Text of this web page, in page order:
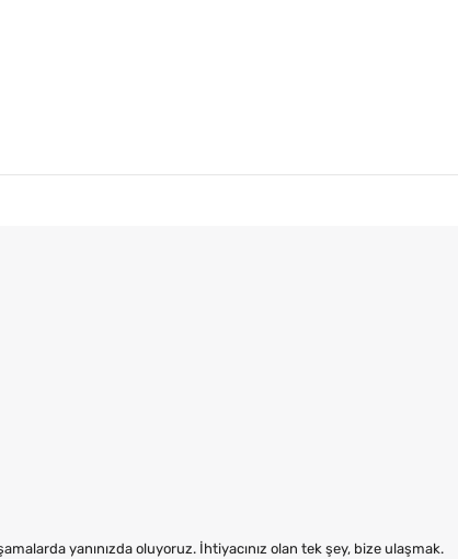
yanınızda oluyoruz. İhtiyacınız olan tek şey, bize ulaşmak.